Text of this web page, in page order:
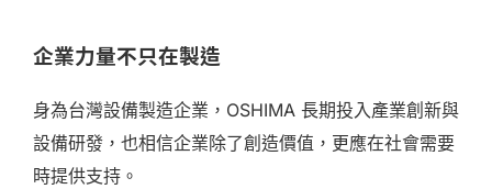
企業力量不只在製造
身為台灣設備製造企業，OSHIMA 長期投入產業創新與
設備研發，也相信企業除了創造價值，更應在社會需要
時提供支持。